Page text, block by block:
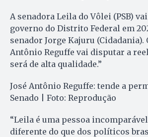
A senadora Leila do Vôlei (PSB)
governo do Distrito Federal em
senador Jorge Kajuru (Cidadania).
Antônio Reguffe vai disputar a
será de alta qualidade.”
José Antônio Reguffe: tende a
Senado | Foto: Reprodução
“Leila é uma pessoa
diferente do que dos políticos